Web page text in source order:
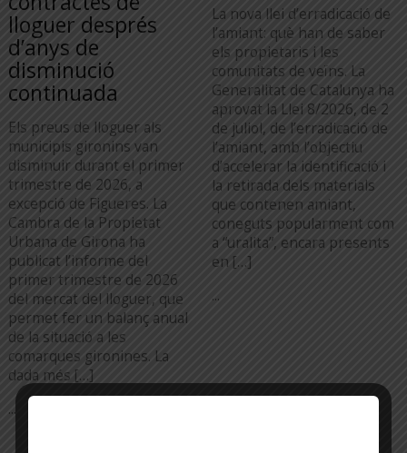
lloguer després
d’anys de
disminució
continuada
Els preus de lloguer als
municipis gironins van
disminuir durant el primer
trimestre de 2026, a
excepció de Figueres. La
Cambra de la Propietat
Urbana de Girona ha
publicat l’informe del
primer trimestre de 2026
del mercat del lloguer, que
permet fer un balanç anual
de la situació a les
comarques gironines. La
dada més […]
...
La nova llei d’erradicació de
l’amiant: què han de saber
els propietaris i les
comunitats de veïns. La
Generalitat de Catalunya ha
aprovat la Llei 8/2026, de 2
de juliol, de l’erradicació de
l’amiant, amb l’objectiu
d’accelerar la identificació i
la retirada dels materials
que contenen amiant,
coneguts popularment com
a “uralita”, encara presents
en […]
...